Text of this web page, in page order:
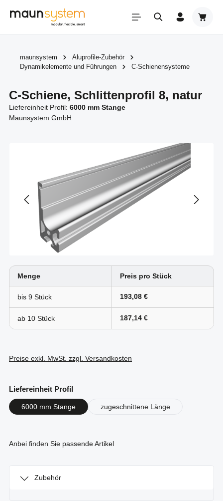
Zum Hauptinhalt springen
maunsystem
Aluprofile-Zubehör
Dynamikelemente und Führungen
C-Schienensysteme
C-Schiene, Schlittenprofil 8, natur
Liefereinheit Profil: 6000 mm Stange
Maunsystem GmbH
Menge Preis pro Stück
bis 9 193,08 €
ab 10 187,14 €
Preise exkl. MwSt. zzgl. Versandkosten
Liefereinheit Profilauswählen
6000 mm Stange zugeschnittene Länge
Anbei finden Sie passende Artikel
Zubehör